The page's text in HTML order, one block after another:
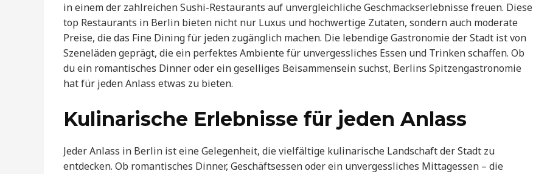
in einem der zahlreichen Sushi-Restaurants auf unvergleichliche Geschmackserlebnisse freuen. Diese
top Restaurants in Berlin bieten nicht nur Luxus und hochwertige Zutaten, sondern auch moderate
Preise, die das Fine Dining für jeden zugänglich machen. Die lebendige Gastronomie der Stadt ist von
Szeneläden geprägt, die ein perfektes Ambiente für unvergessliches Essen und Trinken schaffen. Ob
du ein romantisches Dinner oder ein geselliges Beisammensein suchst, Berlins Spitzengastronomie
hat für jeden Anlass etwas zu bieten.
Kulinarische Erlebnisse für jeden Anlass
Jeder Anlass in Berlin ist eine Gelegenheit, die vielfältige kulinarische Landschaft der Stadt zu
entdecken. Ob romantisches Dinner, Geschäftsessen oder ein unvergessliches Mittagessen – die